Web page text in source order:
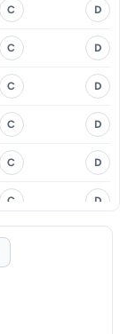
C D
C D
C D
C D
C D
C D
C